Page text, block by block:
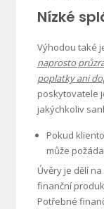
Nízké
Výhodou také
naprosto
poplatky ani
poskytovatele
jakýchkoliv
Pokud
může
Úvěry je dělí
finanční
Potřebné